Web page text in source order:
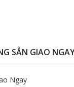
SẴN GIAO
Ngay